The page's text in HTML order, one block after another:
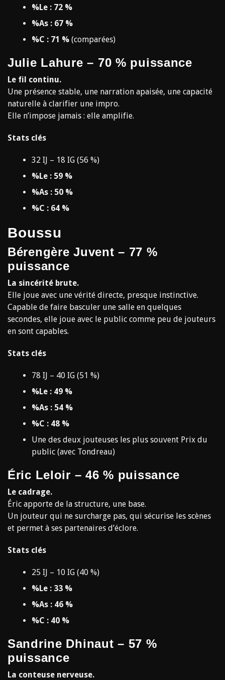
%Le : 72 %
%As : 67 %
%C : 71 % (comparées)
Julie Lahure – 70 % puissance
Le fil continu.
Une présence stable, une narration apaisée, une capacité
naturelle à clarifier une impro.
Elle n’impose jamais : elle amplifie.
Stats clés
32 IJ – 18 IG (56 %)
%Le : 59 %
%As : 50 %
%C : 64 %
Boussu
Bérengère Juvent – 77 %
puissance
La sincérité brute.
Elle joue avec une vérité directe, presque instinctive.
Capable de faire basculer une salle en quelques
secondes, elle joue avec le public comme peu de jouteurs
en sont capables.
Stats clés
78 IJ – 40 IG (51 %)
%Le : 49 %
%As : 54 %
%C : 48 %
Une des deux jouteuses les plus souvent Prix du
public (avec Tondreau)
Éric Leloir – 46 % puissance
Le cadrage.
Éric apporte de la structure, une base.
Un jouteur qui ne surcharge pas, qui sécurise les scènes
et permet à ses partenaires d’éclore.
Stats clés
25 IJ – 10 IG (40 %)
%Le : 33 %
%As : 46 %
%C : 40 %
Sandrine Dhinaut – 57 %
puissance
La conteuse nerveuse.